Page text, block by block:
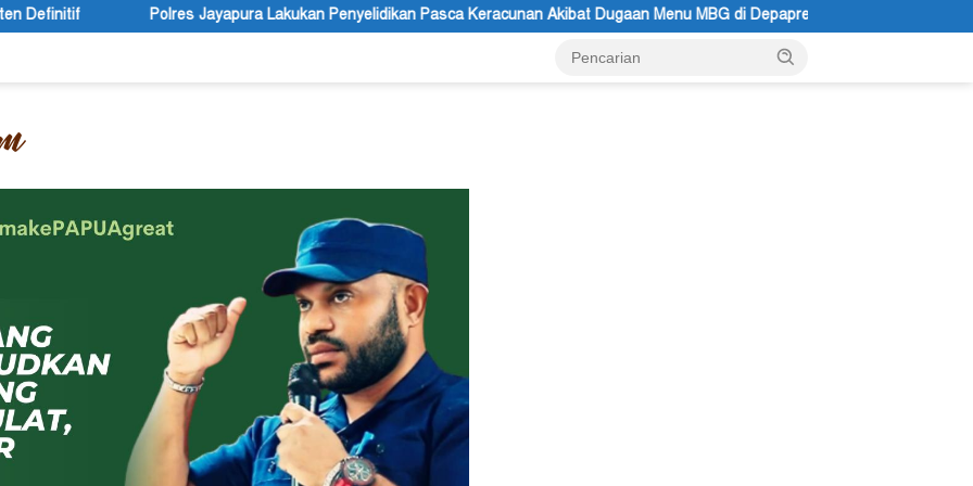
Lakukan Penyelidikan Pasca Keracunan Akibat Dugaan Menu MBG di Depapre Bupati Kabupaten Jayawijaya Atenius